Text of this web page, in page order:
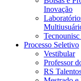
Inovação
Processo Seletivo
Vestibular
Professor
RS